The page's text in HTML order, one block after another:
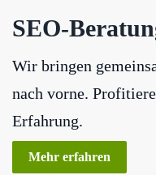
SEO-
Wir bringen
nach vorne.
Erfahrung.
Mehr erfahren